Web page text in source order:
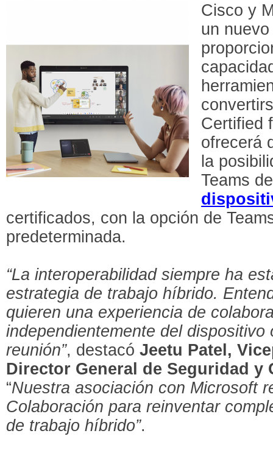
Cisco y
un
Certified
ofrecerá
la
Teams
certificados, con la opción de
predeterminada.
“La interoperabilidad siempre ha
estrategia de trabajo híbrido.
quieren una experiencia de
independientemente del dispositivo
reunión”, destacóJeetu Patel,
Director General de Seguridad y
“Nuestra asociación con Microsoft
Colaboración para reinventar
de trabajo híbrido”.